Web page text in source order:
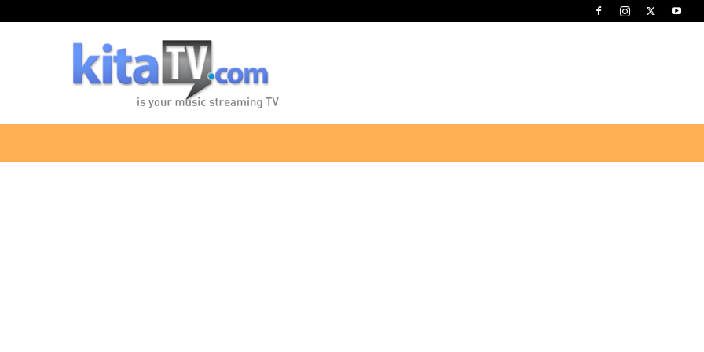
KitaTV.com